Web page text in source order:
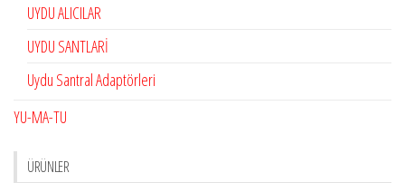
UYDU ALICILAR
UYDU SANTLARİ
Uydu Santral Adaptörleri
YU-MA-TU
ÜRÜNLER